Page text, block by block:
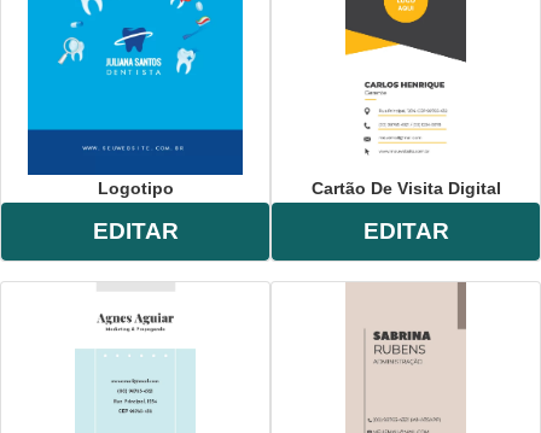
Logotipo
EDITAR
Cartão De Visita Digital
EDITAR